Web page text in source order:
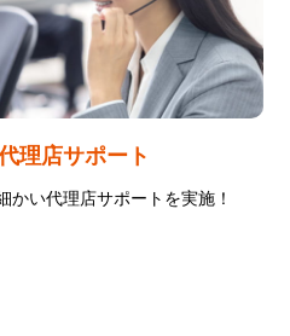
理店サポート
かい代理店サポートを実施！